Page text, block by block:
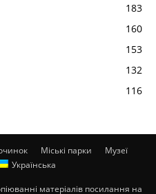
183
160
153
132
116
Міські парки
Музеї
Українська
матеріалів посилання на